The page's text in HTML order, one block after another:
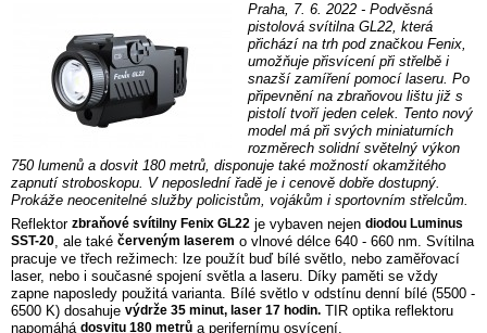
Praha, 7. 6. 2022 - Podvěsná
pistolová svítilna GL22, která
přichází na trh pod značkou Fenix,
umožňuje přisvícení při střelbě i
snazší zamíření pomocí laseru. Po
připevnění na zbraňovou lištu již s
pistolí tvoří jeden celek. Tento nový
model má při svých miniaturních
rozměrech solidní světelný výkon
750 lumenů a dosvit 180 metrů, disponuje také možností okamžitého
zapnutí stroboskopu. V neposlední řadě je i cenově dobře dostupný.
Prokáže neocenitelné služby policistům, vojákům i sportovním střelcům.
Reflektor zbraňové svítilny Fenix GL22 je vybaven nejen diodou Luminus
SST-20, ale také červeným laserem o vlnové délce 640 - 660 nm. Svítilna
pracuje ve třech režimech: lze použít buď bílé světlo, nebo zaměřovací
laser, nebo i současné spojení světla a laseru. Díky paměti se vždy
zapne naposledy použitá varianta. Bílé světlo v odstínu denní bílé (5500 -
6500 K) dosahuje výdrže 35 minut, laser 17 hodin. TIR optika reflektoru
napomáhá dosvitu 180 metrů a perifernímu osvícení.